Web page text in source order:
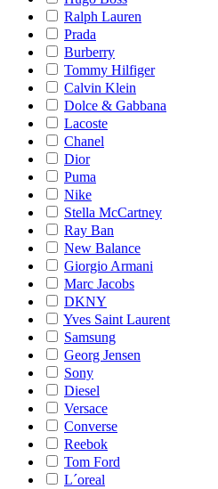
Ralph Lauren
Prada
Burberry
Tommy Hilfiger
Calvin Klein
Dolce & Gabbana
Lacoste
Chanel
Dior
Puma
Nike
Stella McCartney
Ray Ban
New Balance
Giorgio Armani
Marc Jacobs
DKNY
Yves Saint Laurent
Samsung
Georg Jensen
Sony
Diesel
Versace
Converse
Reebok
Tom Ford
L´oreal